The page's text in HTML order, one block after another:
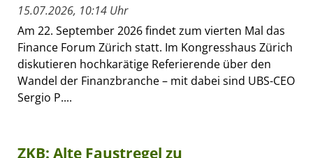
15.07.2026, 10:14 Uhr
Am 22. September 2026 findet zum vierten Mal das
Finance Forum Zürich statt. Im Kongresshaus Zürich
diskutieren hochkarätige Referierende über den
Wandel der Finanzbranche – mit dabei sind UBS-CEO
Sergio P....
ZKB: Alte Faustregel zu